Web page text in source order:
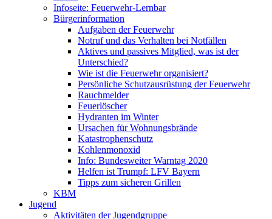
Infoseite: Feuerwehr-Lernbar
Bürgerinformation
Aufgaben der Feuerwehr
Notruf und das Verhalten bei Notfällen
Aktives und passives Mitglied, was ist der
Unterschied?
Wie ist die Feuerwehr organisiert?
Persönliche Schutzausrüstung der Feuerwehr
Rauchmelder
Feuerlöscher
Hydranten im Winter
Ursachen für Wohnungsbrände
Katastrophenschutz
Kohlenmonoxid
Info: Bundesweiter Warntag 2020
Helfen ist Trumpf: LFV Bayern
Tipps zum sicheren Grillen
KBM
Jugend
Aktivitäten der Jugendgruppe